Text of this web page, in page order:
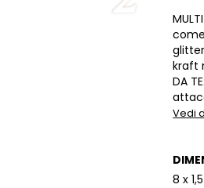
kraft
DA
Vedi
8 x